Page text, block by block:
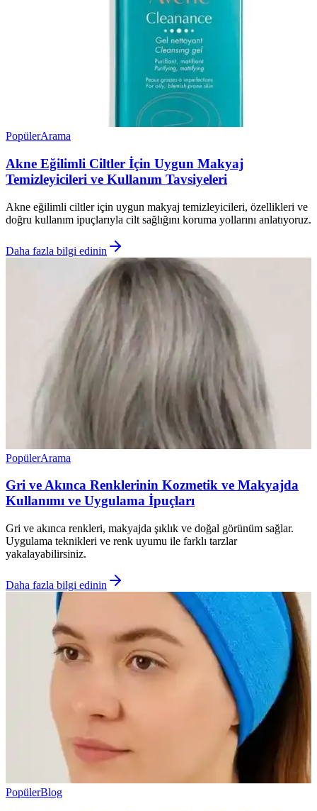
PopülerArama
Akne Eğilimli Ciltler İçin Uygun Makyaj
Temizleyicileri ve Kullanım Tavsiyeleri
Akne eğilimli ciltler için uygun makyaj temizleyicileri, özellikleri ve
doğru kullanım ipuçlarıyla cilt sağlığını koruma yollarını anlatıyoruz.
Daha fazla bilgi edinin
PopülerArama
Gri ve Akınca Renklerinin Kozmetik ve Makyajda
Kullanımı ve Uygulama İpuçları
Gri ve akınca renkleri, makyajda şıklık ve doğal görünüm sağlar.
Uygulama teknikleri ve renk uyumu ile farklı tarzlar
yakalayabilirsiniz.
Daha fazla bilgi edinin
PopülerBlog